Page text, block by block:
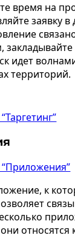
время на
заявку в
закладывайте
идет
территорий.
к
относятся